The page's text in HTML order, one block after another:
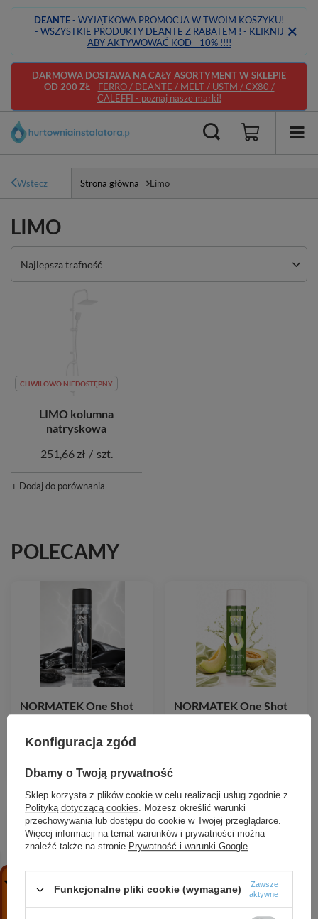
DEANTE- WYJĄTKOWA PROMOCJA W TWOIM KOSZYKU!
- WSZYSTKIE PRODUKTY DEANTE Z RABATEM ! - KLIKNIJ
ABY AKTYWOWAĆ KOD - 10% !!!!
DARMOWA DOSTAWA NA CAŁY ASORTYMENT W SKLEPIE
OD 200 ZŁ- FERRO / DEANTE / MELT / USTM / CX80 /
CALEFFI - poznaj nasze marki!
Wstecz Strona główna Limo
LIMO
Zmień sortowanie
Najlepsza trafność
CHWILOWO NIEDOSTĘPNY
LIMO kolumna
natryskowa
251,66 zł / szt.
+ Dodaj do porównania
POLECAMY
NORMATEK One Shot
Thor neutralizator
zapachów 600 ml
NORMATEK One Shot
Melon neutralizator
Konfiguracja zgód
Dbamy o Twoją prywatność
Sklep korzysta z plików cookie w celu realizacji usług zgodnie z
Polityką dotyczącą cookies. Możesz określić warunki
przechowywania lub dostępu do cookie w Twojej przeglądarce.
Więcej informacji na temat warunków i prywatności można
znaleźć także na stronie Prywatność i warunki Google.
Funkcjonalne pliki cookie (wymagane)
Zawsze
aktywne